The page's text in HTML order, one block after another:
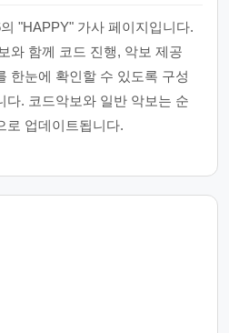
"HAPPY" 가사 페이지입니다.
와 함께 코드 진행, 악보 제공
한눈에 확인할 수 있도록 구성
다. 코드악보와 일반 악보는 순
로 업데이트됩니다.